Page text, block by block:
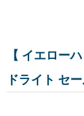
【 イエロー
ドライト セー